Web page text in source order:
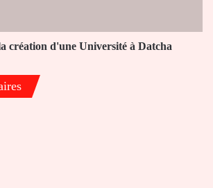
création d'une Université à Datcha